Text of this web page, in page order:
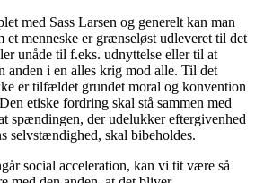
Larsen og generelt kan man
et menneske er grænseløst udleveret til det
unåde til f.eks. udnyttelse eller til at
anden i en alles krig mod alle. Til det
er tilfældet grundet moral og konvention
etiske fordring skal stå sammen med
spændingen, der udelukker eftergivenhed
selvstændighed, skal bibeholdes.
acceleration, kan vi tit være så